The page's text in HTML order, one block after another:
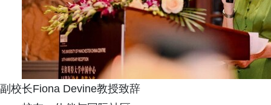
副校长Fiona Devine教授致辞